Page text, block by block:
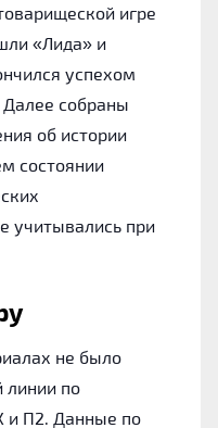
игре
«Лида» и
успехом
собраны
об истории
состоянии
учитывались при
не было
линии по
и П2. Данные по